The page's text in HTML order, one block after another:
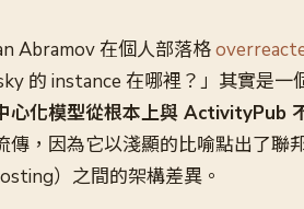
Abramov 在個人部落格
的 instance 在哪裡？」其實是一
化模型從根本上與 ActivityPub
，因為它以淺顯的比喻點出了聯
）之間的架構差異。